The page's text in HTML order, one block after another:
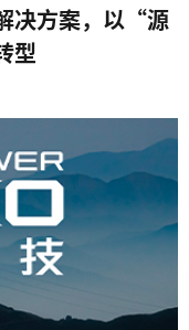
决方案，以“源
型